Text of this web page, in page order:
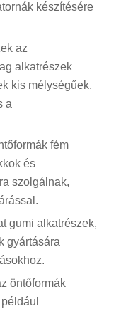
készítésére
az
alkatrészek
kis mélységűek,
a
fém
és
szolgálnak,
gumi alkatrészek,
gyártására
öntőformák